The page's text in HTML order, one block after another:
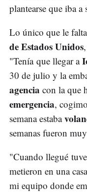
plantearse que iba a
Lo único que le
de Estados Unidos
"Tenía que llegar a
30 de julio y la
agencia con la que
emergencia,
semana estaba
semanas fueron
"Cuando llegué
metieron en una
mi equipo donde